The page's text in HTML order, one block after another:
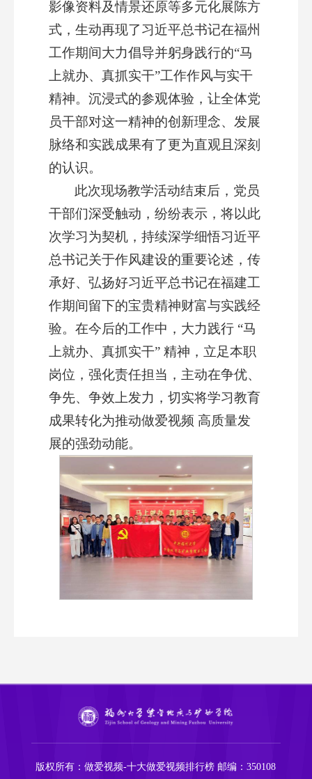
影像资料及情景还原等多元化展陈方
式，生动再现了习近平总书记在福州
工作期间大力倡导并躬身践行的“马
上就办、真抓实干”工作作风与实干
精神。沉浸式的参观体验，让全体党
员干部对这一精神的创新理念、发展
脉络和实践成果有了更为直观且深刻
的认识。
此次现场教学活动结束后，党员
干部们深受触动，纷纷表示，将以此
次学习为契机，持续深学细悟习近平
总书记关于作风建设的重要论述，传
承好、弘扬好习近平总书记在福建工
作期间留下的宝贵精神财富与实践经
验。在今后的工作中，大力践行 “马
上就办、真抓实干” 精神，立足本职
岗位，强化责任担当，主动在争优、
争先、争效上发力，切实将学习教育
成果转化为推动做爱视频 高质量发
展的强劲动能。
版权所有：做爱视频-十大做爱视频排行榜 邮编：350108